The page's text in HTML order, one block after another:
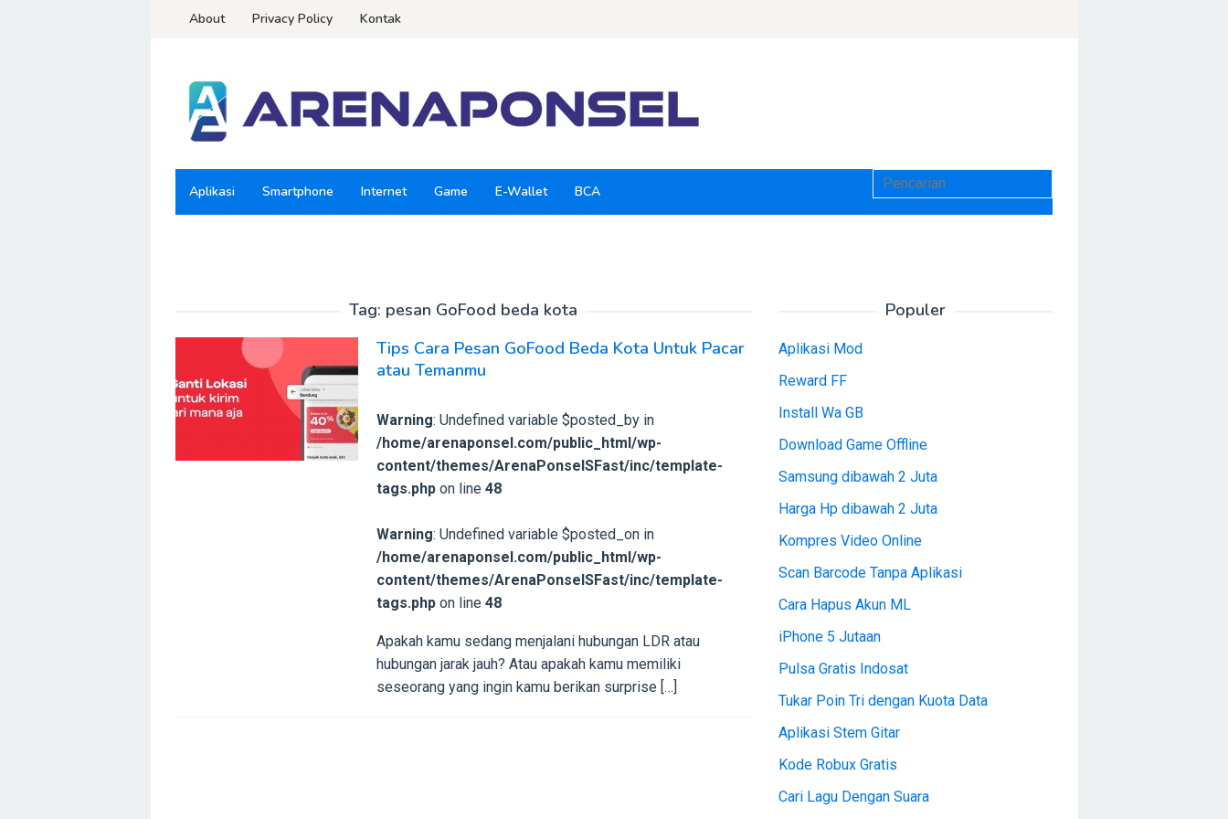
About Privacy Policy Kontak
Aplikasi Smartphone Internet Game E-Wallet BCA
Tag: pesan GoFood beda kota
Tips Cara Pesan GoFood Beda Kota Untuk Pacar
atau Temanmu
Warning: Undefined variable $posted_by in
/home/arenaponsel.com/public_html/wp-
content/themes/ArenaPonselSFast/inc/template-
tags.php on line 48
Warning: Undefined variable $posted_on in
/home/arenaponsel.com/public_html/wp-
content/themes/ArenaPonselSFast/inc/template-
tags.php on line 48
Apakah kamu sedang menjalani hubungan LDR atau
hubungan jarak jauh? Atau apakah kamu memiliki
seseorang yang ingin kamu berikan surprise […]
Populer
Aplikasi Mod
Reward FF
Install Wa GB
Download Game Offline
Samsung dibawah 2 Juta
Harga Hp dibawah 2 Juta
Kompres Video Online
Scan Barcode Tanpa Aplikasi
Cara Hapus Akun ML
iPhone 5 Jutaan
Pulsa Gratis Indosat
Tukar Poin Tri dengan Kuota Data
Aplikasi Stem Gitar
Kode Robux Gratis
Cari Lagu Dengan Suara